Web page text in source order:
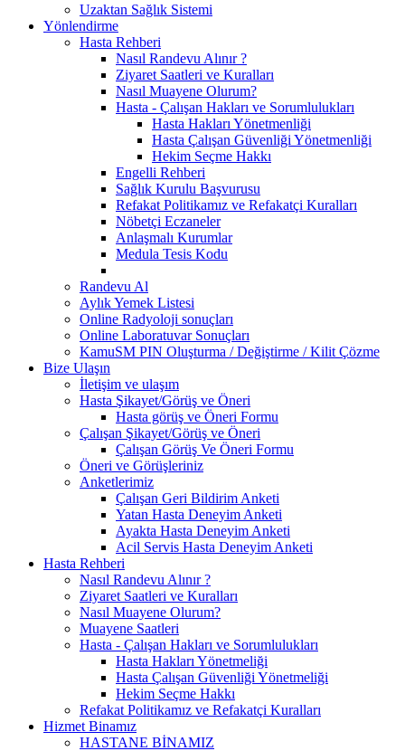
Uzaktan Sağlık Sistemi
Yönlendirme
Hasta Rehberi
Nasıl Randevu Alınır ?
Ziyaret Saatleri ve Kuralları
Nasıl Muayene Olurum?
Hasta - Çalışan Hakları ve Sorumlulukları
Hasta Hakları Yönetmenliği
Hasta Çalışan Güvenliği Yönetmenliği
Hekim Seçme Hakkı
Engelli Rehberi
Sağlık Kurulu Başvurusu
Refakat Politikamız ve Refakatçi Kuralları
Nöbetçi Eczaneler
Anlaşmalı Kurumlar
Medula Tesis Kodu
Randevu Al
Aylık Yemek Listesi
Online Radyoloji sonuçları
Online Laboratuvar Sonuçları
KamuSM PIN Oluşturma / Değiştirme / Kilit Çözme
Bize Ulaşın
İletişim ve ulaşım
Hasta Şikayet/Görüş ve Öneri
Hasta görüş ve Öneri Formu
Çalışan Şikayet/Görüş ve Öneri
Çalışan Görüş Ve Öneri Formu
Öneri ve Görüşleriniz
Anketlerimiz
Çalışan Geri Bildirim Anketi
Yatan Hasta Deneyim Anketi
Ayakta Hasta Deneyim Anketi
Acil Servis Hasta Deneyim Anketi
Hasta Rehberi
Nasıl Randevu Alınır ?
Ziyaret Saatleri ve Kuralları
Nasıl Muayene Olurum?
Muayene Saatleri
Hasta - Çalışan Hakları ve Sorumlulukları
Hasta Hakları Yönetmeliği
Hasta Çalışan Güvenliği Yönetmeliği
Hekim Seçme Hakkı
Refakat Politikamız ve Refakatçi Kuralları
Hizmet Binamız
HASTANE BİNAMIZ